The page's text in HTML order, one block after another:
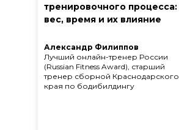
Александр Филиппов
Лучший онлайн-тренер России
(Russian Fitness Award), старший
тренер сборной Краснодарского
края по бодибилдингу
тренировочного процесса:
вес, время и их влияние